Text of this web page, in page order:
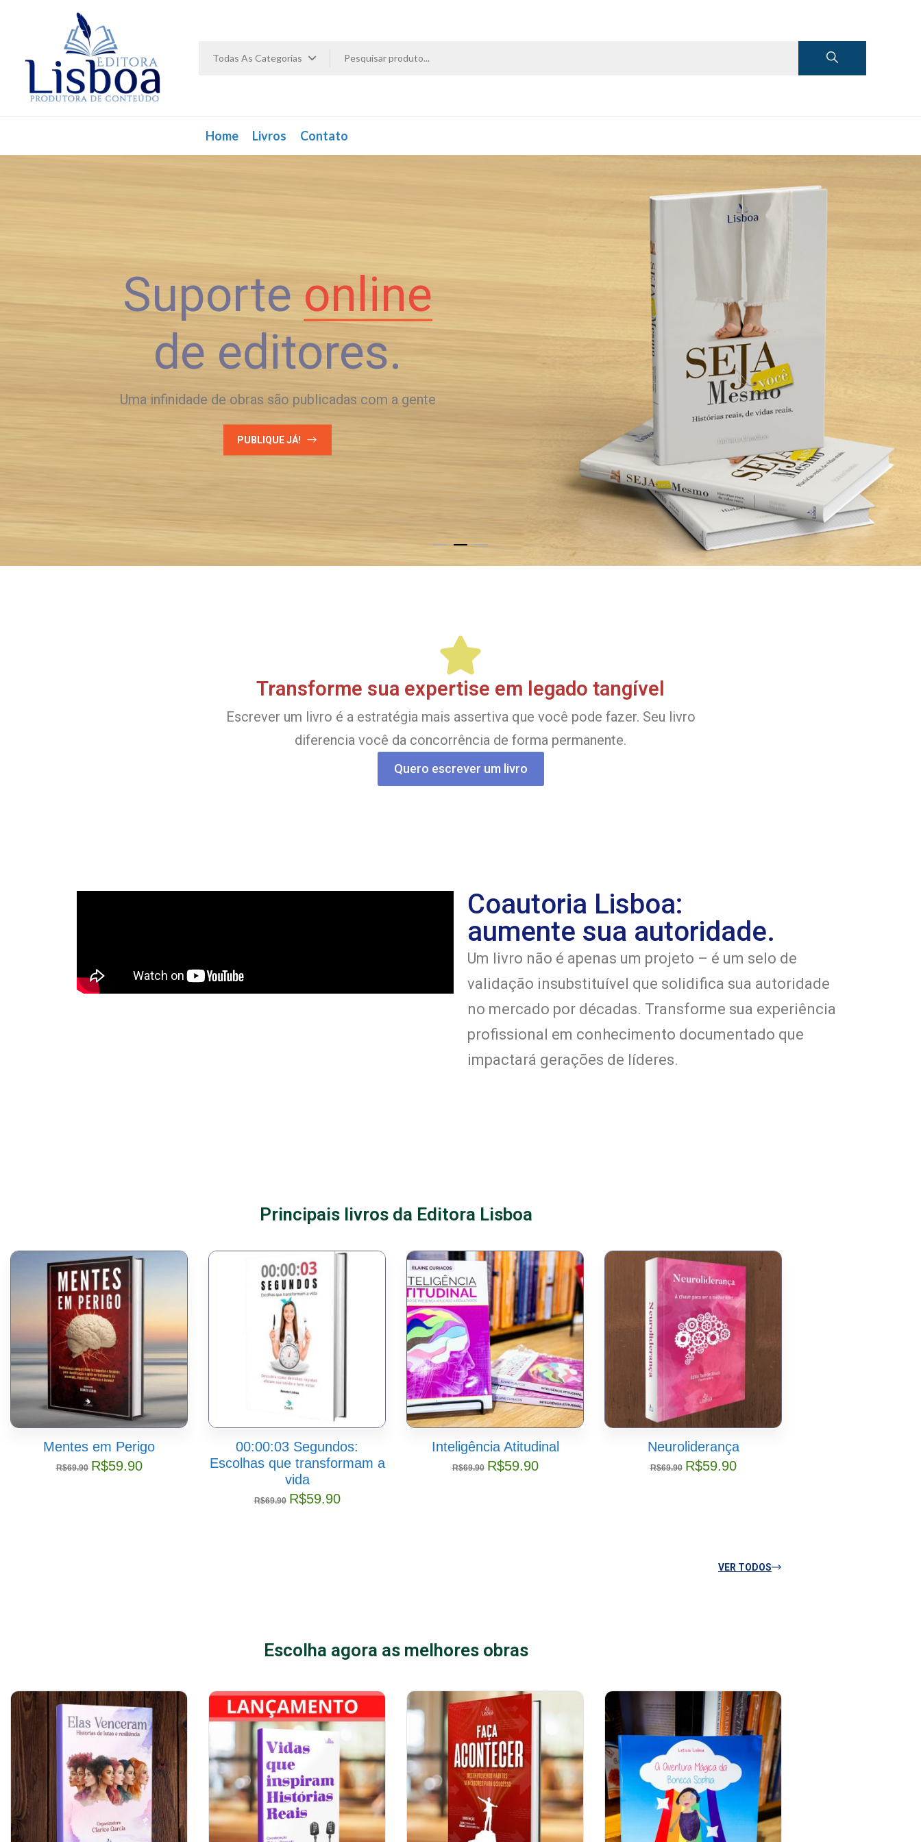
Todas As Categorias
Home Livros Contato
Suporte online
de editores.
Uma infinidade de obras são publicadas com a gente
PUBLIQUE JÁ!
Transforme sua expertise em legado tangível
Escrever um livro é a estratégia mais assertiva que você pode fazer. Seu livro
diferencia você da concorrência de forma permanente.
Quero escrever um livro
Coautoria Lisboa:
aumente sua autoridade.
Um livro não é apenas um projeto – é um selo de
validação insubstituível que solidifica sua autoridade
no mercado por décadas. Transforme sua experiência
profissional em conhecimento documentado que
impactará gerações de líderes.
Principais livros da Editora Lisboa
Mentes em Perigo
R$69.90 R$59.90
00:00:03 Segundos:
Escolhas que transformam a
vida
R$69.90 R$59.90
Inteligência Atitudinal
R$69.90 R$59.90
Neuroliderança
R$69.90 R$59.90
VER TODOS
Escolha agora as melhores obras